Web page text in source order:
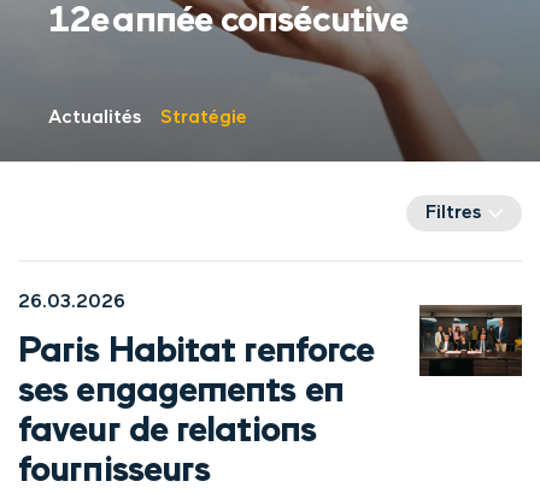
12e année consécutive
Actualités Stratégie
Filtres
26.03.2026
Paris Habitat renforce
ses engagements en
faveur de relations
fournisseurs